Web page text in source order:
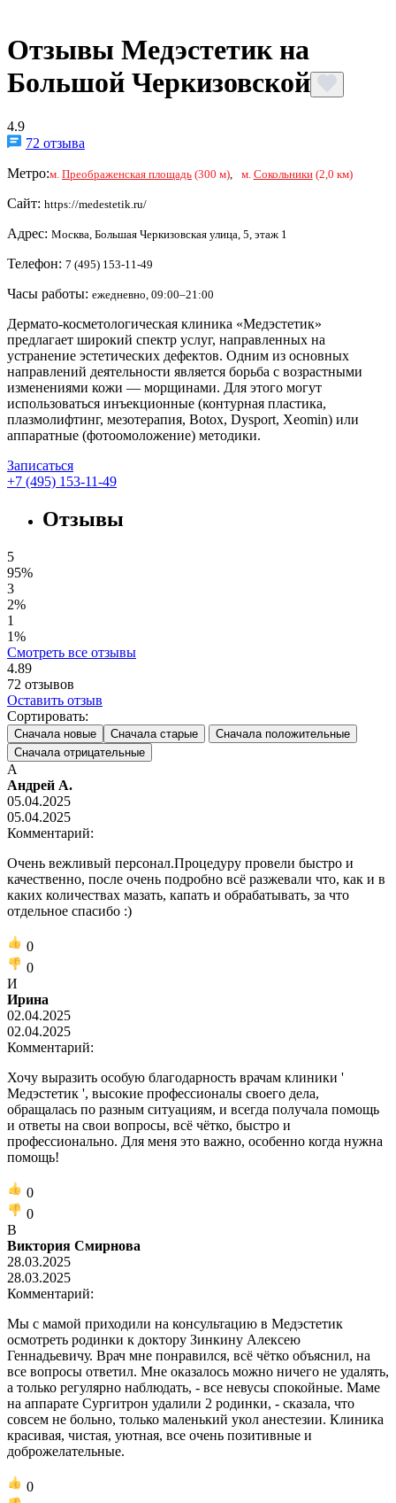
Отзывы Медэстетик на
Большой Черкизовской
4.9
72 отзыва
Метро:м. Преображенская площадь (300 м) м. Сокольники(2,0 км)
Сайт: https://medestetik.ru/
Адрес: Москва, Большая Черкизовская улица, 5, этаж 1
Телефон: 7 (495) 153-11-49
Часы работы: ежедневно, 09:00–21:00
Дермато-косметологическая клиника «Медэстетик»
предлагает широкий спектр услуг, направленных на
устранение эстетических дефектов. Одним из основных
направлений деятельности является борьба с возрастными
изменениями кожи — морщинами. Для этого могут
использоваться инъекционные (контурная пластика,
плазмолифтинг, мезотерапия, Botox, Dysport, Xeomin) или
аппаратные (фотоомоложение) методики.
Записаться
+7 (495) 153-11-49
Отзывы
5
95%
3
2%
1
1%
Смотреть все отзывы
4.89
72 отзывов
Оставить отзыв
Сортировать:
Сначала новые Сначала старые
Сначала положительные
Сначала отрицательные
А
Андрей А.
05.04.2025
05.04.2025
Комментарий:
Очень вежливый персонал.Процедуру провели быстро и
качественно, после очень подробно всё разжевали что, как и в
каких количествах мазать, капать и обрабатывать, за что
отдельное спасибо :)
0
0
И
Ирина
02.04.2025
02.04.2025
Комментарий:
Хочу выразить особую благодарность врачам клиники '
Медэстетик ', высокие профессионалы своего дела,
обращалась по разным ситуациям, и всегда получала помощь
и ответы на свои вопросы, всё чётко, быстро и
профессионально. Для меня это важно, особенно когда нужна
помощь!
0
0
В
Виктория Смирнова
28.03.2025
28.03.2025
Комментарий:
Мы с мамой приходили на консультацию в Медэстетик
осмотреть родинки к доктору Зинкину Алексею
Геннадьевичу. Врач мне понравился, всё чётко объяснил, на
все вопросы ответил. Мне оказалось можно ничего не удалять,
а только регулярно наблюдать, - все невусы спокойные. Маме
на аппарате Сургитрон удалили 2 родинки, - сказала, что
совсем не больно, только маленький укол анестезии. Клиника
красивая, чистая, уютная, все очень позитивные и
доброжелательные.
0